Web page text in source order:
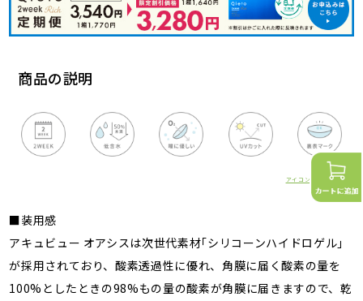
商品の説明
アイコンの詳細はこちら
■装用感
アキュビュー オアシスは次世代素材｢シリコーンハイドロゲル｣
が採用されており、酸素透過性に優れ、角膜に届く酸素の量を
100%としたときの98%もの量の酸素が角膜に届きますので、乾